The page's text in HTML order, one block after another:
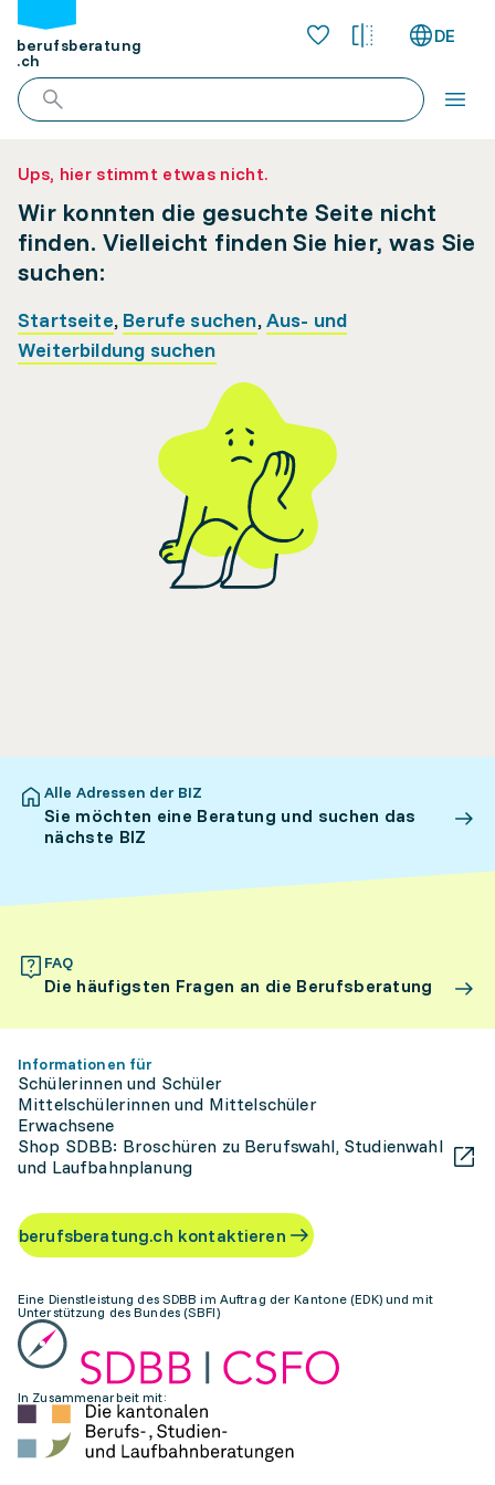
berufsberatung
.ch
DE
Ups, hier stimmt etwas nicht.
Wir konnten die gesuchte Seite nicht
finden. Vielleicht finden Sie hier, was Sie
suchen:
Startseite, Berufe suchen,Aus- und
Weiterbildung suchen
Alle Adressen der BIZ
Sie möchten eine Beratung und suchen das
nächste BIZ
FAQ
Die häufigsten Fragen an die Berufsberatung
Informationen für
Schülerinnen und Schüler
Mittelschülerinnen und Mittelschüler
Erwachsene
Shop SDBB: Broschüren zu Berufswahl, Studienwahl
und Laufbahnplanung
berufsberatung.ch kontaktieren
Eine Dienstleistung des SDBB im Auftrag der Kantone (EDK) und mit
Unterstützung des Bundes (SBFI)
In Zusammenarbeit mit: